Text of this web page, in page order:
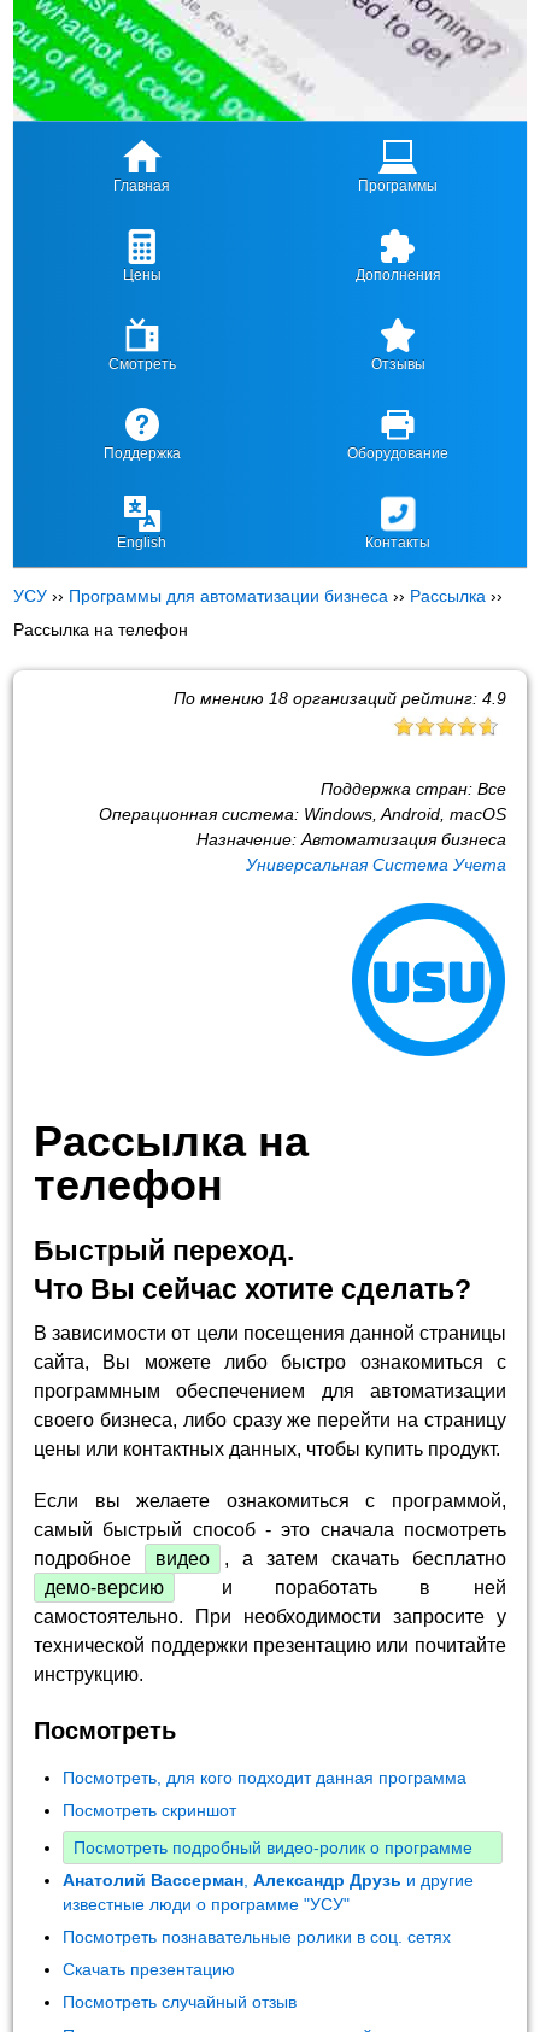
Главная Программы
Цены Дополнения
Смотреть Отзывы
Поддержка Оборудование
English Контакты
УСУ ›› Программы для автоматизации бизнеса ›› Рассылка ››
Рассылка на телефон
По мнению 18организаций рейтинг: 4.9
Поддержка стран: Все
Операционная система: Windows, Android, macOS
Назначение: Автоматизация бизнеса
Универсальная Система Учета
Рассылка на
телефон
Быстрый переход.
Что Вы сейчас хотите сделать?
В зависимости от цели посещения данной страницы
сайта, Вы можете либо быстро ознакомиться с
программным обеспечением для автоматизации
своего бизнеса, либо сразу же перейти на страницу
цены или контактных данных, чтобы купить продукт.
Если вы желаете ознакомиться с программой,
самый быстрый способ - это сначала посмотреть
подробное
видео
, а затем скачать бесплатно
демо-версию
и поработать в ней
самостоятельно. При необходимости запросите у
технической поддержки презентацию или почитайте
инструкцию.
Посмотреть
Посмотреть, для кого подходит данная программа
Посмотреть скриншот
Посмотреть подробный видео-ролик о программе
Анатолий Вассерман ,Александр Друзь и другие
известные люди о программе "УСУ"
Посмотреть познавательные ролики в соц. сетях
Скачать презентацию
Посмотреть случайный отзыв